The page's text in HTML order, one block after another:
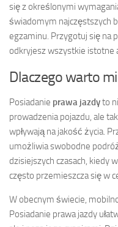
się z określonymi
świadomym najczęstszych
egzaminu. Przygotuj się na
odkryjesz wszystkie istotne
Dlaczego warto
Posiadanie prawa jazdyto
prowadzenia pojazdu, ale
wpływają na jakość życia.
umożliwia swobodne
dzisiejszych czasach, kiedy
często przemieszcza się w
W obecnym świecie,
Posiadanie prawa jazdy